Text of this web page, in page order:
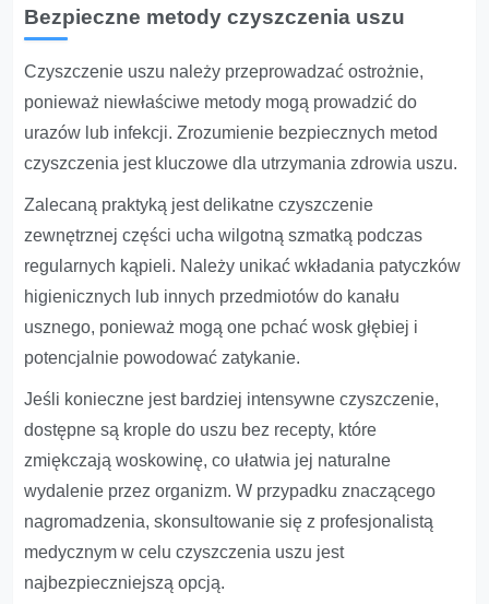
Bezpieczne metody czyszczenia uszu
Czyszczenie uszu należy przeprowadzać ostrożnie,
ponieważ niewłaściwe metody mogą prowadzić do
urazów lub infekcji. Zrozumienie bezpiecznych metod
czyszczenia jest kluczowe dla utrzymania zdrowia uszu.
Zalecaną praktyką jest delikatne czyszczenie
zewnętrznej części ucha wilgotną szmatką podczas
regularnych kąpieli. Należy unikać wkładania patyczków
higienicznych lub innych przedmiotów do kanału
usznego, ponieważ mogą one pchać wosk głębiej i
potencjalnie powodować zatykanie.
Jeśli konieczne jest bardziej intensywne czyszczenie,
dostępne są krople do uszu bez recepty, które
zmiękczają woskowinę, co ułatwia jej naturalne
wydalenie przez organizm. W przypadku znaczącego
nagromadzenia, skonsultowanie się z profesjonalistą
medycznym w celu czyszczenia uszu jest
najbezpieczniejszą opcją.